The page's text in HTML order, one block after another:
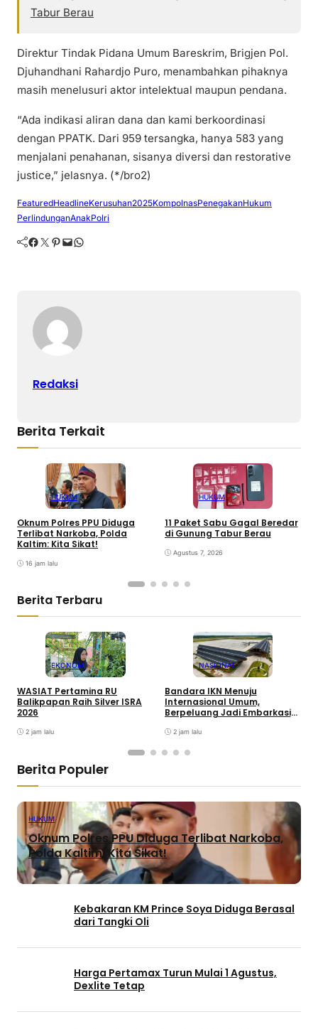
Tabur Berau
Direktur Tindak Pidana Umum Bareskrim, Brigjen Pol.
Djuhandhani Rahardjo Puro, menambahkan pihaknya
masih menelusuri aktor intelektual maupun pendana.
“Ada indikasi aliran dana dan kami berkoordinasi
dengan PPATK. Dari 959 tersangka, hanya 583 yang
menjalani penahanan, sisanya diversi dan restorative
justice,” jelasnya. (*/bro2)
FeaturedHeadlineKerusuhan2025KompolnasPenegakanHukum
PerlindunganAnakPolri
Facebook Twitter Pinterest Mail WhatsApp
Redaksi
Berita Terkait
HUKUM
Oknum Polres PPU Diduga
Terlibat Narkoba, Polda
Kaltim: Kita Sikat!
16 jam lalu
HUKUM
11 Paket Sabu Gagal Beredar
di Gunung Tabur Berau
Agustus 7, 2026
Berita Terbaru
EKONOMI
WASIAT Pertamina RU
Balikpapan Raih Silver ISRA
2026
2 jam lalu
NASIONAL
Bandara IKN Menuju
Internasional Umum,
Berpeluang Jadi Embarkasi
2 jam lalu
Berita Populer
HUKUM
Oknum Polres PPU Diduga Terlibat Narkoba,
Polda Kaltim: Kita Sikat!
Kebakaran KM Prince Soya Diduga Berasal
dari Tangki Oli
Harga Pertamax Turun Mulai 1 Agustus,
Dexlite Tetap